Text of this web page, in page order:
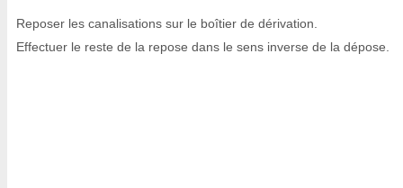
Reposer les canalisations sur le boîtier de dérivation.
Effectuer le reste de la repose dans le sens inverse de la dépose.